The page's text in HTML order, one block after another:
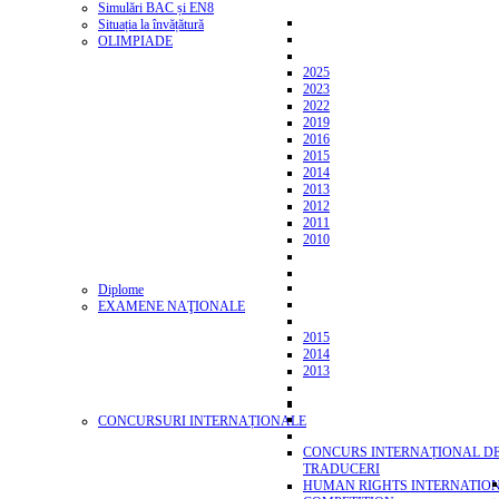
Simulări BAC și EN8
Situația la învățătură
OLIMPIADE
2025
2023
2022
2019
2016
2015
2014
2013
2012
2011
2010
Diplome
EXAMENE NAŢIONALE
2015
2014
2013
CONCURSURI INTERNAȚIONALE
CONCURS INTERNAȚIONAL
TRADUCERI
HUMAN RIGHTS